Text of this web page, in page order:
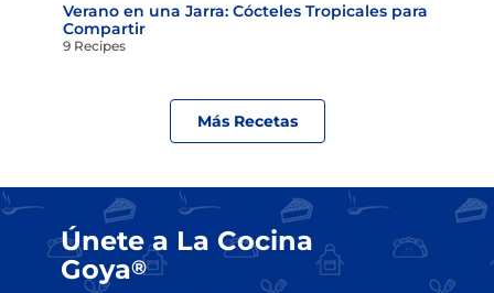
Verano en una Jarra: Cócteles Tropicales para
Compartir
9 Recipes
Más Recetas
Únete a La Cocina
Goya®